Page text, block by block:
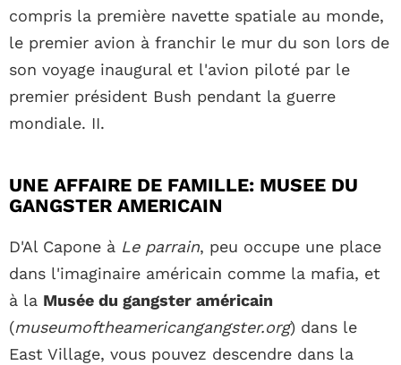
compris la première navette spatiale au monde,
le premier avion à franchir le mur du son lors de
son voyage inaugural et l'avion piloté par le
premier président Bush pendant la guerre
mondiale. II.
UNE AFFAIRE DE FAMILLE: MUSEE DU
GANGSTER AMERICAIN
D'Al Capone à Le parrain, peu occupe une place
dans l'imaginaire américain comme la mafia, et
à la Musée du gangster américain
(museumoftheamericangangster.org) dans le
East Village, vous pouvez descendre dans la